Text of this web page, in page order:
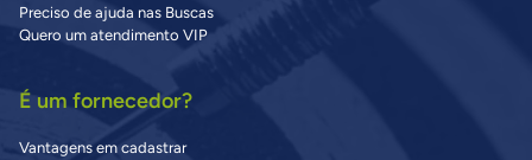
Preciso de ajuda nas Buscas
Quero um atendimento VIP
É um fornecedor?
Vantagens em cadastrar